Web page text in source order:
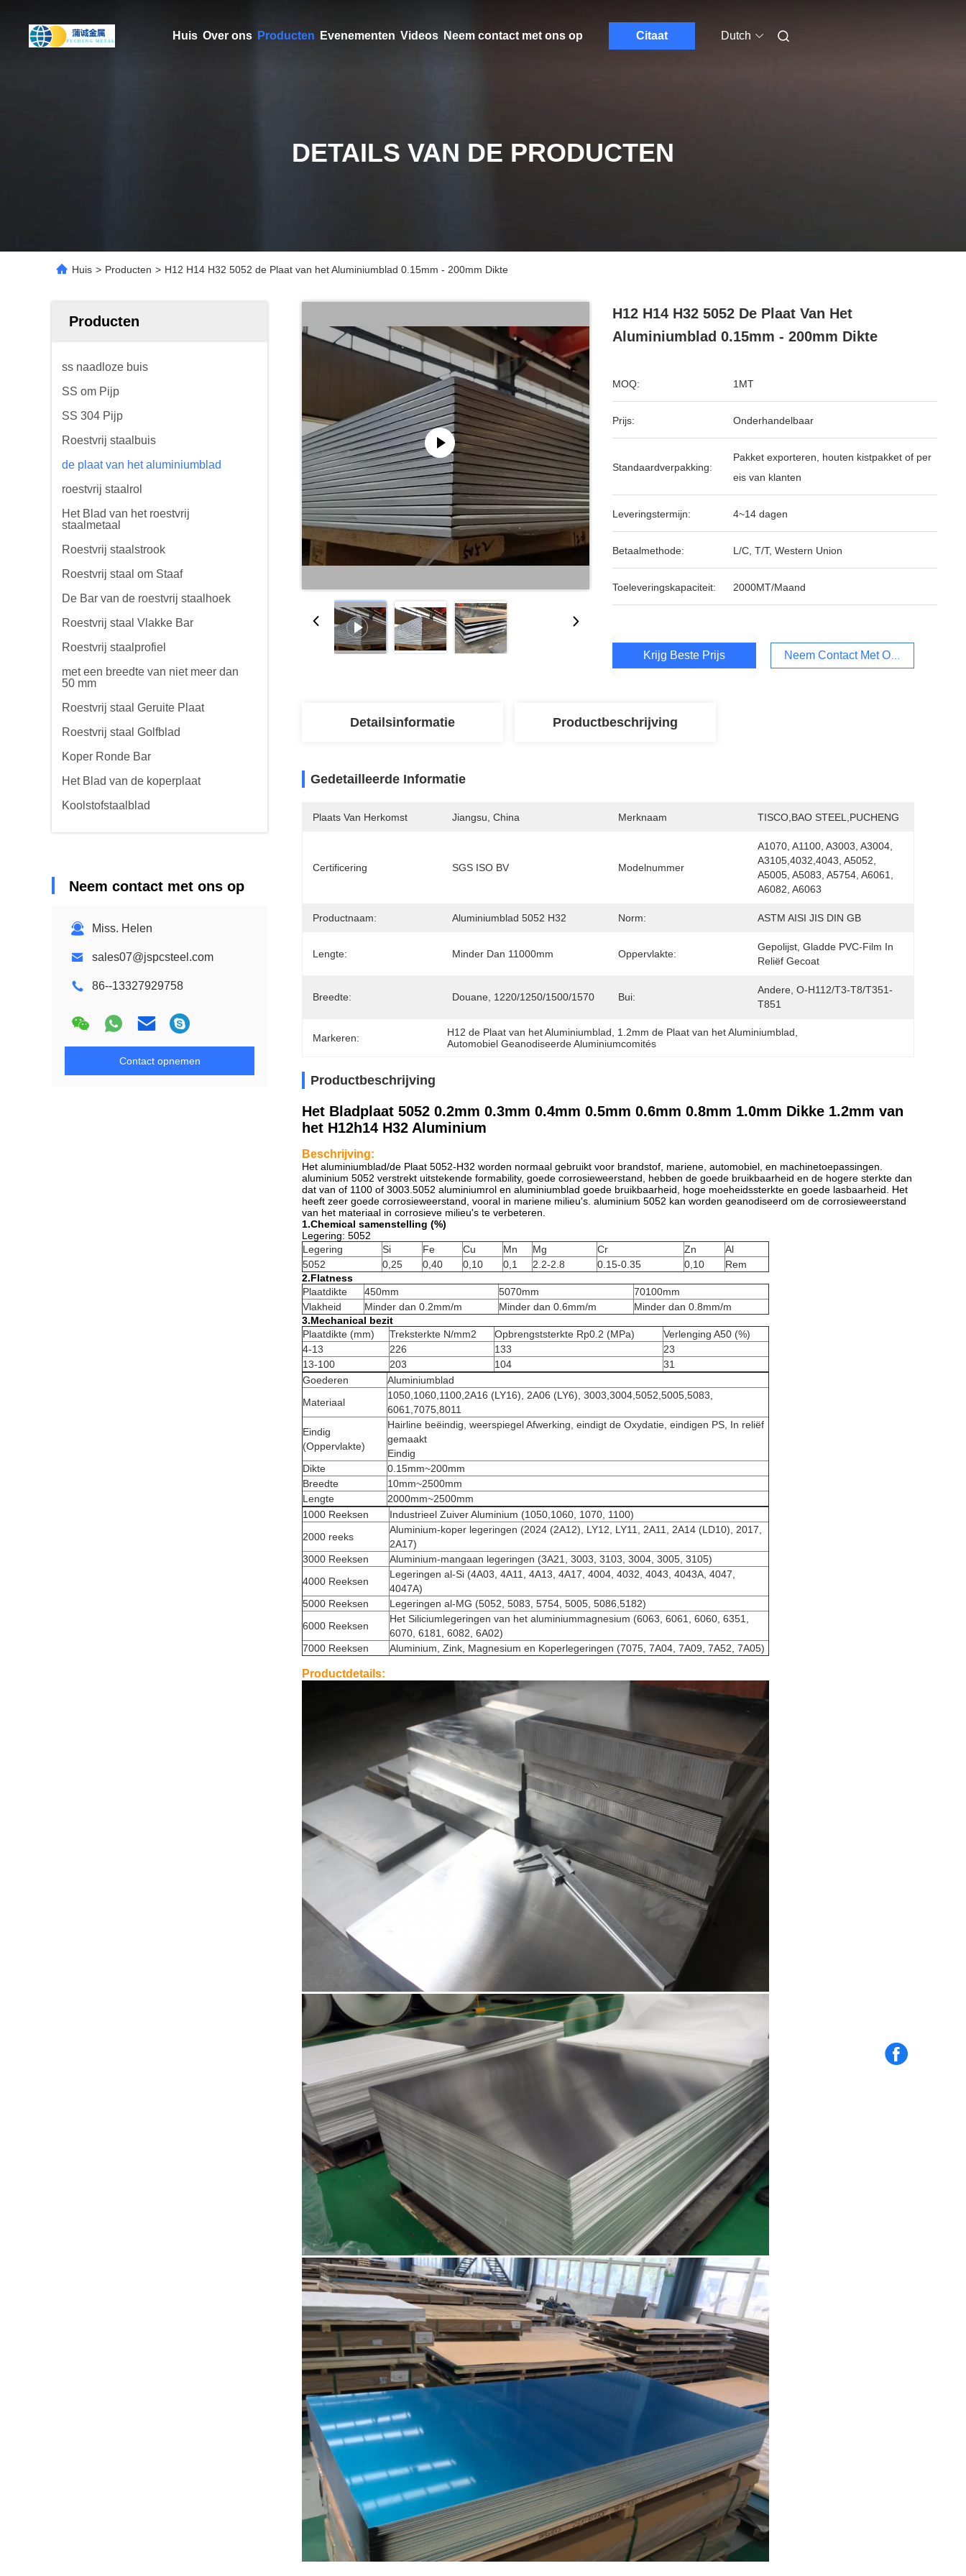
Huis Over ons Producten Evenementen Videos Neem contact met ons op Citaat Dutch
DETAILS VAN DE PRODUCTEN
Huis > Producten > H12 H14 H32 5052 de Plaat van het Aluminiumblad 0.15mm - 200mm Dikte
Producten
ss naadloze buis
SS om Pijp
SS 304 Pijp
Roestvrij staalbuis
de plaat van het aluminiumblad
roestvrij staalrol
Het Blad van het roestvrij
staalmetaal
Roestvrij staalstrook
Roestvrij staal om Staaf
De Bar van de roestvrij staalhoek
Roestvrij staal Vlakke Bar
Roestvrij staalprofiel
met een breedte van niet meer dan
50 mm
Roestvrij staal Geruite Plaat
Roestvrij staal Golfblad
Koper Ronde Bar
Het Blad van de koperplaat
Koolstofstaalblad
Neem contact met ons op
Miss. Helen
sales07@jspcsteel.com
86--13327929758
Contact opnemen
H12 H14 H32 5052 De Plaat Van Het
Aluminiumblad 0.15mm - 200mm Dikte
MOQ: 1MT
Prijs: Onderhandelbaar
Standaardverpakking:
Pakket exporteren, houten kistpakket of per
eis van klanten
Leveringstermijn: 4~14 dagen
Betaalmethode: L/C, T/T, Western Union
Toeleveringskapaciteit: 2000MT/Maand
Krijg Beste Prijs Neem Contact Met Ons Op
Detailsinformatie Productbeschrijving
Gedetailleerde Informatie
Plaats Van Herkomst Jiangsu, China Merknaam TISCO,BAO STEEL,PUCHENG
Certificering SGS ISO BV Modelnummer
A1070, A1100, A3003, A3004,
A3105,4032,4043, A5052,
A5005, A5083, A5754, A6061,
A6082, A6063
Productnaam: Aluminiumblad 5052 H32 Norm: ASTM AISI JIS DIN GB
Lengte: Minder Dan 11000mm Oppervlakte:
Gepolijst, Gladde PVC-Film In
Reliëf Gecoat
Breedte: Douane, 1220/1250/1500/1570 Bui:
Andere, O-H112/t3-T8/t351-
T851
Markeren: H12 de Plaat van het Aluminiumblad 1.2mm de Plaat van het Aluminiumblad
Automobiel Geanodiseerde Aluminiumcomités
Productbeschrijving
Het Bladplaat 5052 0.2mm 0.3mm 0.4mm 0.5mm 0.6mm 0.8mm 1.0mm Dikke 1.2mm van
het H12h14 H32 Aluminium
Beschrijving:
Het aluminiumblad/de Plaat 5052-H32 worden normaal gebruikt voor brandstof, mariene, automobiel, en machinetoepassingen.
aluminium 5052 verstrekt uitstekende formability, goede corrosieweerstand, hebben de goede bruikbaarheid en de hogere sterkte dan
dat van of 1100 of 3003.5052 aluminiumrol en aluminiumblad goede bruikbaarheid, hoge moeheidssterkte en goede lasbaarheid. Het
heeft zeer goede corrosieweerstand, vooral in mariene milieu's. aluminium 5052 kan worden geanodiseerd om de corrosieweerstand
van het materiaal in corrosieve milieu's te verbeteren.
1.Chemical samenstelling (%)
Legering: 5052
Legering
Si Fe Cu Mn Mg Cr Zn
Al
5052
0,25 0,40 0,10 0,1 2.2-2.8 0.15-0.35 0,10
Rem
2.Flatness
Plaatdikte
450mm 5070mm
70100mm
Vlakheid
Minder dan 0.2mm/m Minder dan 0.6mm/m
Minder dan 0.8mm/m
3.Mechanical bezit
Plaatdikte (mm)
Treksterkte N/mm2 Opbrengststerkte Rp0.2 (MPa)
Verlenging A50 (%)
4-13
226 133
23
13-100
203 104
31
Goederen
Aluminiumblad
Materiaal
1050,1060,1100,2A16 (LY16), 2A06 (LY6), 3003,3004,5052,5005,5083,
6061,7075,8011
Eindig
(Oppervlakte)
Hairline beëindig, weerspiegel Afwerking, eindigt de Oxydatie, eindigen PS, In reliëf
gemaakt
Eindig
Dikte
0.15mm~200mm
Breedte
10mm~2500mm
Lengte
2000mm~2500mm
1000 Reeksen
Industrieel Zuiver Aluminium (1050,1060, 1070, 1100)
2000 reeks
Aluminium-koper legeringen (2024 (2A12), LY12, LY11, 2A11, 2A14 (LD10), 2017,
2A17)
3000 Reeksen
Aluminium-mangaan legeringen (3A21, 3003, 3103, 3004, 3005, 3105)
4000 Reeksen
Legeringen al-Si (4A03, 4A11, 4A13, 4A17, 4004, 4032, 4043, 4043A, 4047,
4047A)
5000 Reeksen
Legeringen al-MG (5052, 5083, 5754, 5005, 5086,5182)
6000 Reeksen
Het Siliciumlegeringen van het aluminiummagnesium (6063, 6061, 6060, 6351,
6070, 6181, 6082, 6A02)
7000 Reeksen
Aluminium, Zink, Magnesium en Koperlegeringen (7075, 7A04, 7A09, 7A52, 7A05)
Productdetails: